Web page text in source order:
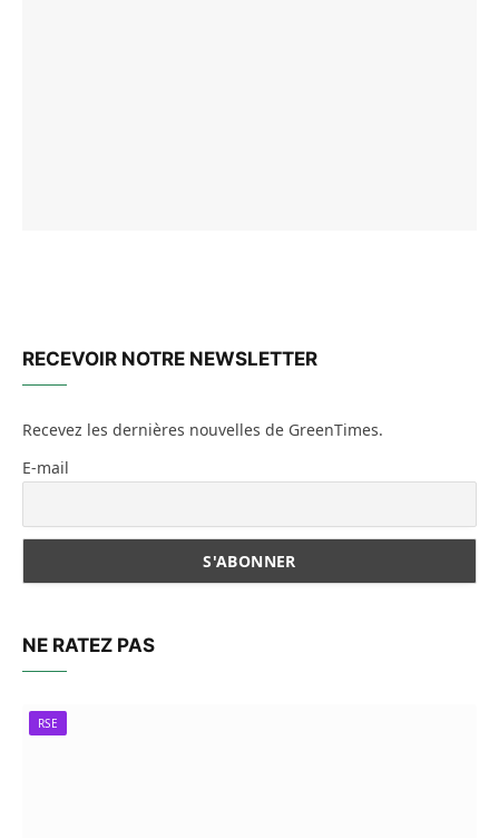
RECEVOIR NOTRE NEWSLETTER
Recevez les dernières nouvelles de GreenTimes.
E-mail
NE RATEZ PAS
RSE